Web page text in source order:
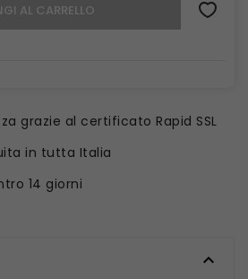
AL CARRELLO
grazie al certificato Rapid SSL
in tutta Italia
14 giorni
